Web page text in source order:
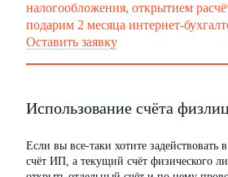
налогообложения, открытием
подарим 2 месяца интернет-
Оставить заявку
Использование счёта
Если вы все-таки хотите задействовать
счёт ИП, а текущий счёт физического